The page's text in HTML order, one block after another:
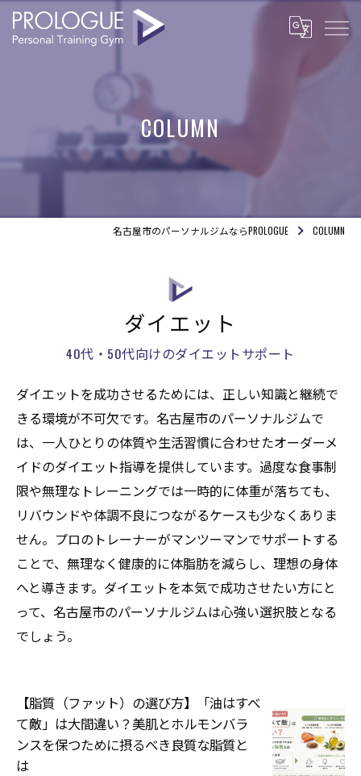
COLUMN
名古屋市のパーソナルジムならPROLOGUE COLUMN
ダイエット
40代・50代向けのダイエットサポート
ダイエットを成功させるためには、正しい知識と継続で
きる環境が不可欠です。名古屋市のパーソナルジムで
は、一人ひとりの体質や生活習慣に合わせたオーダーメ
イドのダイエット指導を提供しています。過度な食事制
限や無理なトレーニングでは一時的に体重が落ちても、
リバウンドや体調不良につながるケースも少なくありま
せん。プロのトレーナーがマンツーマンでサポートする
ことで、無理なく健康的に体脂肪を減らし、理想の身体
へと導きます。ダイエットを本気で成功させたい方にと
って、名古屋市のパーソナルジムは心強い選択肢となる
でしょう。
【脂質（ファット）の選び方】「油はすべ
て敵」は大間違い？美肌とホルモンバラ
ンスを保つために摂るべき良質な脂質と
は